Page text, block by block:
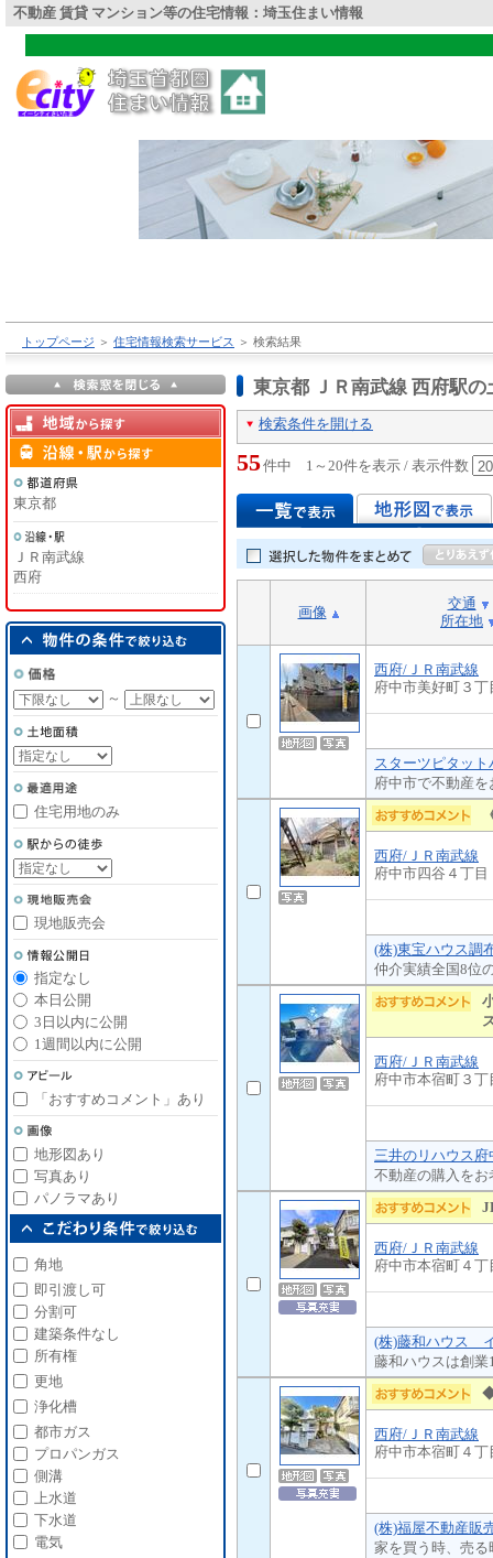
不動産 賃貸 マンション等の住宅情報：埼玉住まい情報
トップページ ＞ 住宅情報検索サービス ＞ 検索結果
東京都 ＪＲ南武線 西府駅の
検索条件を開ける
55件中 1～20件を表示 / 表示件数
画像
交通
所在地
西府/ＪＲ南武線
府中市美好町３丁
スターツピタッ
府中市で不動産
西府/ＪＲ南武線
府中市四谷４丁目
(株)東宝ハウス調
仲介実績全国8位
西府/ＪＲ南武線
府中市本宿町３丁
三井のリハウス
不動産の購入を
西府/ＪＲ南武線
府中市本宿町４丁
(株)藤和ハウス
藤和ハウスは創
西府/ＪＲ南武線
府中市本宿町４丁
(株)福屋不動産販
家を買う時、売
東京都
ＪＲ南武線
西府
～
住宅用地のみ
現地販売会
指定なし
本日公開
3日以内に公開
1週間以内に公開
「おすすめコメント」あり
地形図あり
写真あり
パノラマあり
角地
即引渡し可
分割可
建築条件なし
所有権
更地
浄化槽
都市ガス
プロパンガス
側溝
上水道
下水道
電気